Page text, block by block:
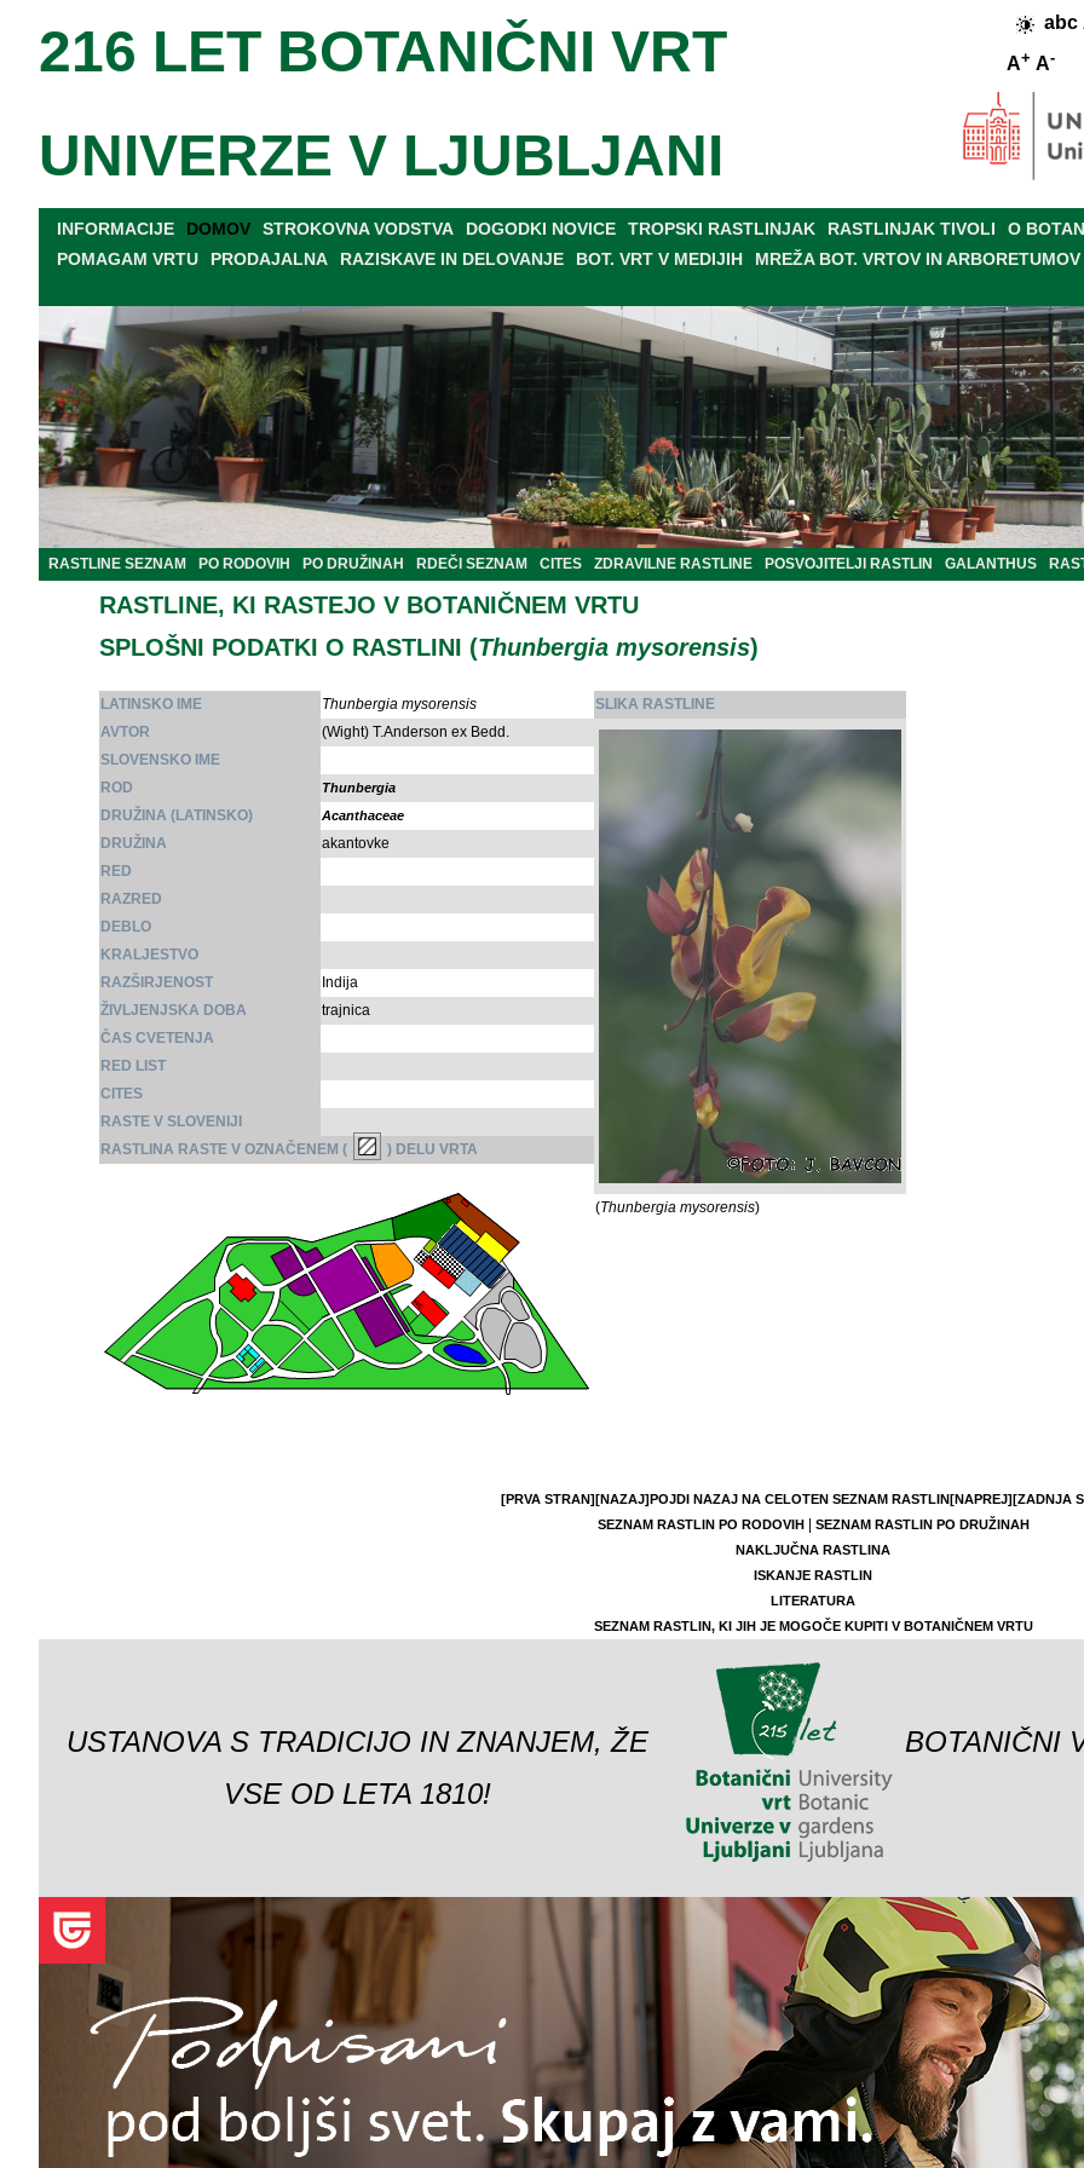
abc
A+ A-
216 LET BOTANIČNI VRT
UNIVERZE V LJUBLJANI
INFORMACIJE DOMOV STROKOVNA VODSTVA DOGODKI NOVICE TROPSKI RASTLINJAK RASTLINJAK TIVOLI O
POMAGAM VRTU
PRODAJALNA RAZISKAVE IN DELOVANJE BOT. VRT V MEDIJIH MREŽA BOT. VRTOV IN ARBORETUMOV
RASTLINE SEZNAM PO RODOVIH PO DRUŽINAH RDEČI SEZNAM CITES ZDRAVILNE RASTLINE POSVOJITELJI RASTLIN GALANTHUS
RASTLINE, KI RASTEJO V BOTANIČNEM VRTU
SPLOŠNI PODATKI O RASTLINI (Thunbergia mysorensis)
LATINSKO IME
Thunbergia mysorensis
AVTOR
(Wight) T.Anderson ex Bedd.
SLOVENSKO IME
ROD
Thunbergia
DRUŽINA (LATINSKO) Acanthaceae
DRUŽINA
akantovke
RED
RAZRED
DEBLO
KRALJESTVO
RAZŠIRJENOST
Indija
ŽIVLJENJSKA DOBA
trajnica
ČAS CVETENJA
RED LIST
CITES
RASTE V SLOVENIJI
RASTLINA RASTE V OZNAČENEM (
) DELU VRTA
SLIKA RASTLINE
(Thunbergia mysorensis)
[PRVA STRAN][NAZAJ]POJDI NAZAJ NA CELOTEN SEZNAM RASTLIN[NAPREJ][ZADNJA
SEZNAM RASTLIN PO RODOVIH|
SEZNAM RASTLIN PO DRUŽINAH
NAKLJUČNA RASTLINA
ISKANJE RASTLIN
LITERATURA
SEZNAM RASTLIN, KI JIH JE MOGOČE KUPITI V BOTANIČNEM VRTU
USTANOVA S TRADICIJO IN ZNANJEM, ŽE
VSE OD LETA 1810!
BOTANIČNI